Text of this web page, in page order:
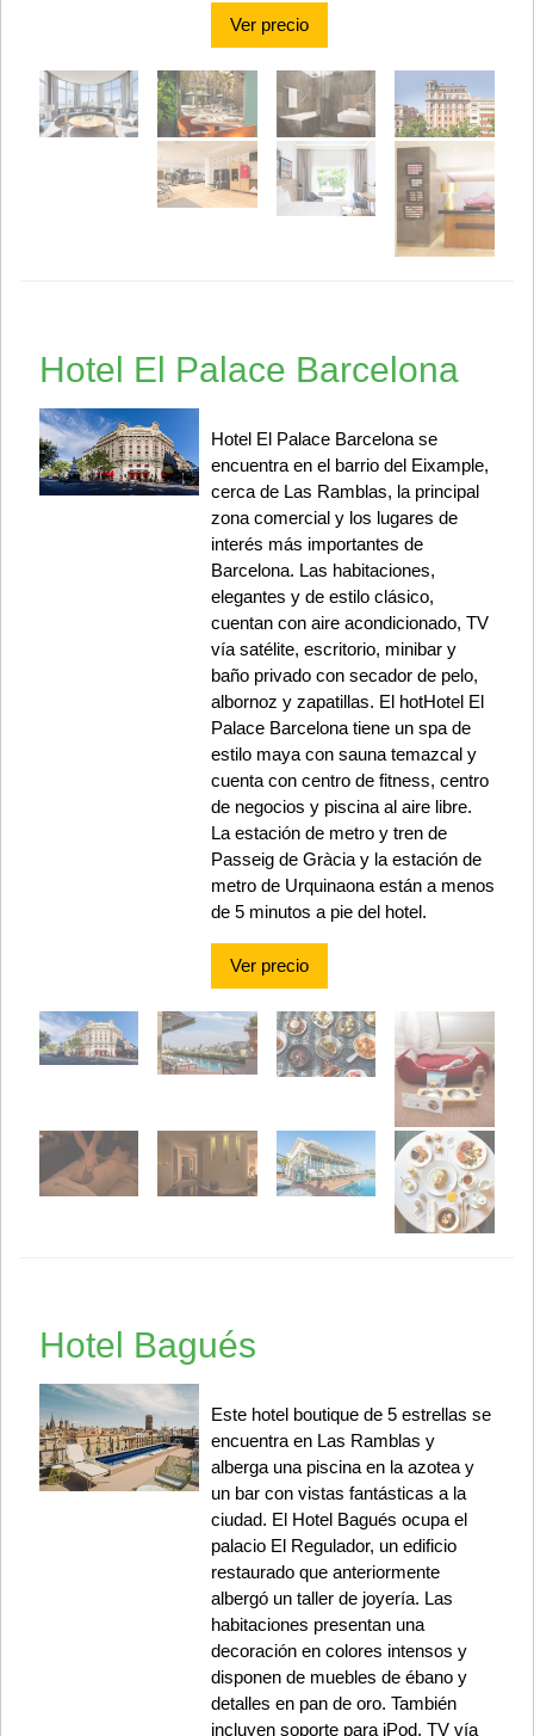
Ver precio
Hotel El Palace Barcelona
Hotel El Palace Barcelona se
encuentra en el barrio del Eixample,
cerca de Las Ramblas, la principal
zona comercial y los lugares de
interés más importantes de
Barcelona. Las habitaciones,
elegantes y de estilo clásico,
cuentan con aire acondicionado, TV
vía satélite, escritorio, minibar y
baño privado con secador de pelo,
albornoz y zapatillas. El hotHotel El
Palace Barcelona tiene un spa de
estilo maya con sauna temazcal y
cuenta con centro de fitness, centro
de negocios y piscina al aire libre.
La estación de metro y tren de
Passeig de Gràcia y la estación de
metro de Urquinaona están a menos
de 5 minutos a pie del hotel.
Ver precio
Hotel Bagués
Este hotel boutique de 5 estrellas se
encuentra en Las Ramblas y
alberga una piscina en la azotea y
un bar con vistas fantásticas a la
ciudad. El Hotel Bagués ocupa el
palacio El Regulador, un edificio
restaurado que anteriormente
albergó un taller de joyería. Las
habitaciones presentan una
decoración en colores intensos y
disponen de muebles de ébano y
detalles en pan de oro. También
incluyen soporte para iPod, TV vía